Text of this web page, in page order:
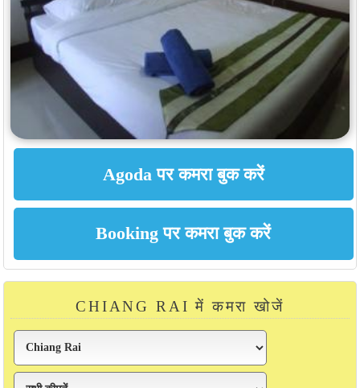
CHIANG RAI में कमरा खोजें